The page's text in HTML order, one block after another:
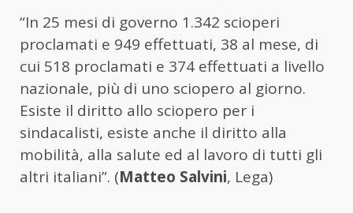
“In 25 mesi di governo 1.342 scioperi
proclamati e 949 effettuati, 38 al mese, di
cui 518 proclamati e 374 effettuati a livello
nazionale, più di uno sciopero al giorno.
Esiste il diritto allo sciopero per i
sindacalisti, esiste anche il diritto alla
mobilità, alla salute ed al lavoro di tutti gli
altri italiani”. (Matteo Salvini, Lega)